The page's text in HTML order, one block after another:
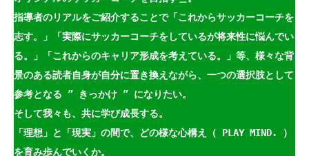
指導者のリアルをご紹介することで「これからサッカーコーチを
志す。」「実際にサッカーコーチをしているが将来性に悩んでい
る。」「これからのキャリア形成を考えている。」等、様々な背
景のある読者自身が自分に置き換えながら、一つの選択肢として
参考となる ” きっかけ ” になりたい。
そして我々も、共に学び成長する。
「理想」と「現実」の間で、どの様な心構え（ PLAY MIND. ）
を育み歩んでいくか。